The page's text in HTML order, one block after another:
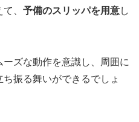
、 予備のスリッパを用意し
ズな動作を意識し、周囲に
振る舞いができるでしょ